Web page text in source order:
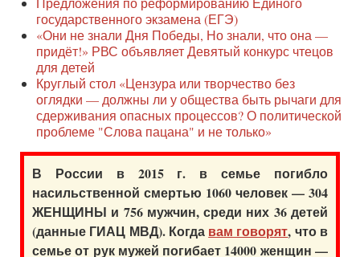
Наше сопротивление
Регионы
Видео
государственного экзамена (ЕГЭ)
«Они не знали Дня Победы, Но знали, что она —
придёт!» РВС объявляет Девятый конкурс чтецов
для детей
Круглый стол «Цензура или творчество без
оглядки — должны ли у общества быть рычаги для
сдерживания опасных процессов? О политической
проблеме "Слова пацана" и не только»
В России в 2015 г. в семье погибло
насильственной смертью 1060 человек — 304
ЖЕНЩИНЫ и 756 мужчин, среди них 36 детей
(данные ГИАЦ МВД). Когда вам говорят, что в
семье от рук мужей погибает 14000 женщин —